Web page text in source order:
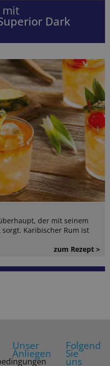
mit
Dark
der mit seinem
Karibischer Rum ist
zum Rezept >
Unser
Anliegen
Folgend
Sie
uns